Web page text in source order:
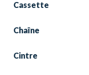
Cassette
Chaîne
Cintre